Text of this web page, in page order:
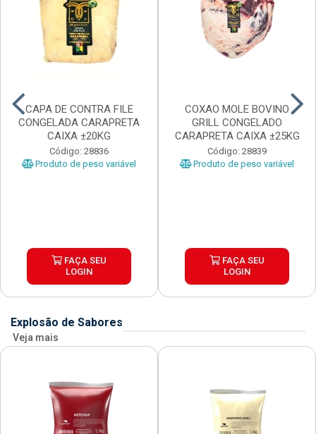
CAPA DE CONTRA FILE
CONGELADA CARAPRETA
CAIXA ±20KG
Código: 28836
Produto de peso variável
FAÇA SEU
LOGIN
COXAO MOLE BOVINO
GRILL CONGELADO
CARAPRETA CAIXA ±25KG
Código: 28839
Produto de peso variável
FAÇA SEU
LOGIN
Explosão de Sabores
Veja mais